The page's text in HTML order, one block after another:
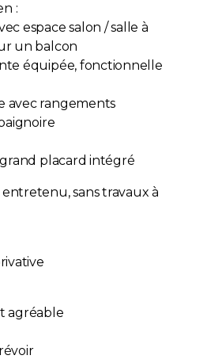
:
espace salon / salle à
un balcon
équipée, fonctionnelle
avec rangements
placard intégré
sans travaux à
agréable